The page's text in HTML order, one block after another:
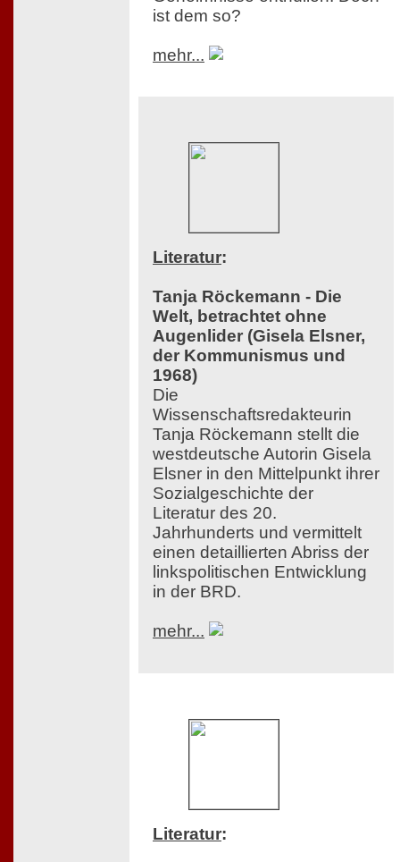
ist dem so?
mehr...
Literatur:
Tanja Röckemann - Die
Welt, betrachtet ohne
Augenlider (Gisela Elsner,
der Kommunismus und
1968)
Die
Wissenschaftsredakteurin
Tanja Röckemann stellt die
westdeutsche Autorin Gisela
Elsner in den Mittelpunkt ihrer
Sozialgeschichte der
Literatur des 20.
Jahrhunderts und vermittelt
einen detaillierten Abriss der
linkspolitischen Entwicklung
in der BRD.
mehr...
Literatur: